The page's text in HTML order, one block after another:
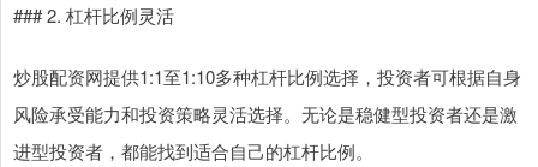
### 2. 杠杆比例灵活
炒股配资网提供1:1至1:10多种杠杆比例选择，投资者可根据自身
风险承受能力和投资策略灵活选择。无论是稳健型投资者还是激
进型投资者，都能找到适合自己的杠杆比例。